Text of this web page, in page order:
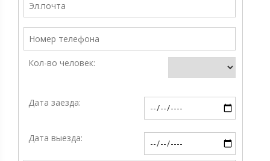
Кол-во человек:
Дата заезда:
Дата выезда: